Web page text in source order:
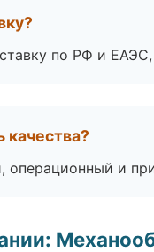
по РФ и
качества?
операционный и